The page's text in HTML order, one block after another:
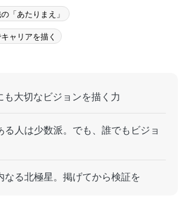
「あたりまえ」
ャリアを描く
も大切なビジョンを描く力
る人は少数派。でも、誰でもビジョ
なる北極星。掲げてから検証を